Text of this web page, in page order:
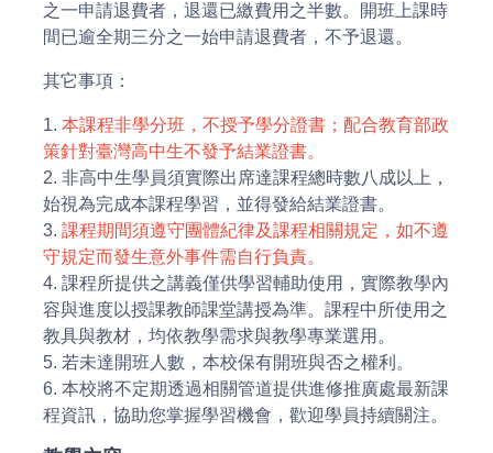
之一申請退費者，退還已繳費用之半數。開班上課時
間已逾全期三分之一始申請退費者，不予退還。
其它事項：
1. 本課程非學分班，不授予學分證書；配合教育部政
策針對臺灣高中生不發予結業證書。
2. 非高中生學員須實際出席達課程總時數八成以上，
始視為完成本課程學習，並得發給結業證書。
3. 課程期間須遵守團體紀律及課程相關規定，如不遵
守規定而發生意外事件需自行負責。
4. 課程所提供之講義僅供學習輔助使用，實際教學內
容與進度以授課教師課堂講授為準。課程中所使用之
教具與教材，均依教學需求與教學專業選用。
5. 若未達開班人數，本校保有開班與否之權利。
6. 本校將不定期透過相關管道提供進修推廣處最新課
程資訊，協助您掌握學習機會，歡迎學員持續關注。